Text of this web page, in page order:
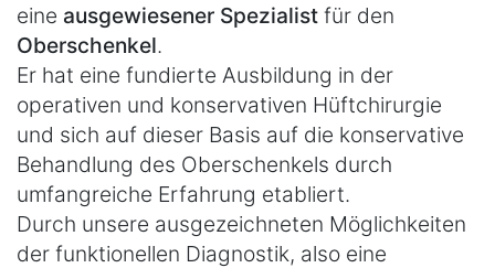
eine ausgewiesener Spezialist für den
Oberschenkel.
Er hat eine fundierte Ausbildung in der
operativen und konservativen Hüftchirurgie
und sich auf dieser Basis auf die konservative
Behandlung des Oberschenkels durch
umfangreiche Erfahrung etabliert.
Durch unsere ausgezeichneten Möglichkeiten
der funktionellen Diagnostik, also eine